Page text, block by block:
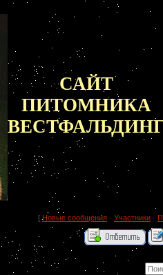
САЙТ
ПИТОМНИКА
[ Новые сообщения · Участники ·
ПОПУЛЯРНОГО